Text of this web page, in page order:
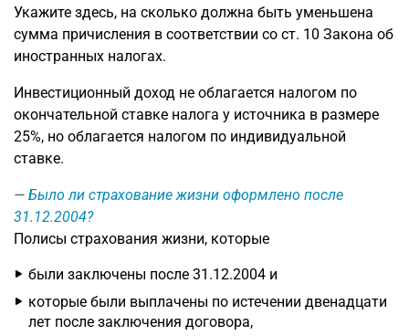
Укажите здесь, на сколько должна быть уменьшена
сумма причисления в соответствии со ст. 10 Закона об
иностранных налогах.
Инвестиционный доход не облагается налогом по
окончательной ставке налога у источника в размере
25%, но облагается налогом по индивидуальной
ставке.
Было ли страхование жизни оформлено после
31.12.2004?
Полисы страхования жизни, которые
были заключены после 31.12.2004 и
которые были выплачены по истечении двенадцати
лет после заключения договора,